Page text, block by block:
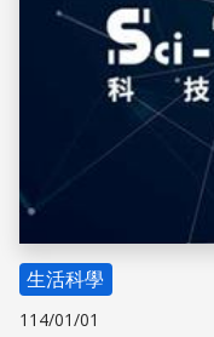
生活科學
114/01/01